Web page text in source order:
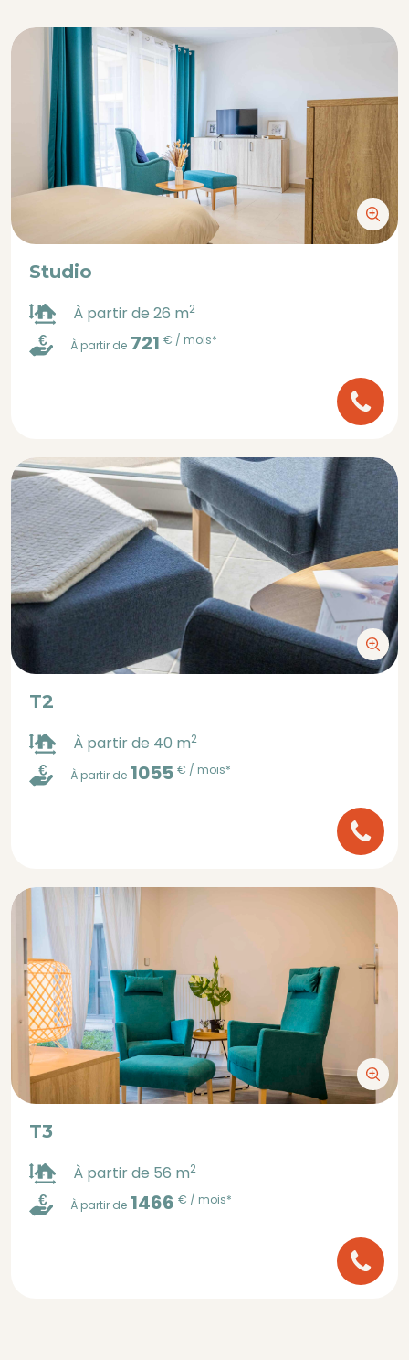
Studio
À partir de 26 m2
À partir de 721€ / mois*
T2
À partir de 40 m2
À partir de 1055€ / mois*
T3
À partir de 56 m2
À partir de 1466€ / mois*